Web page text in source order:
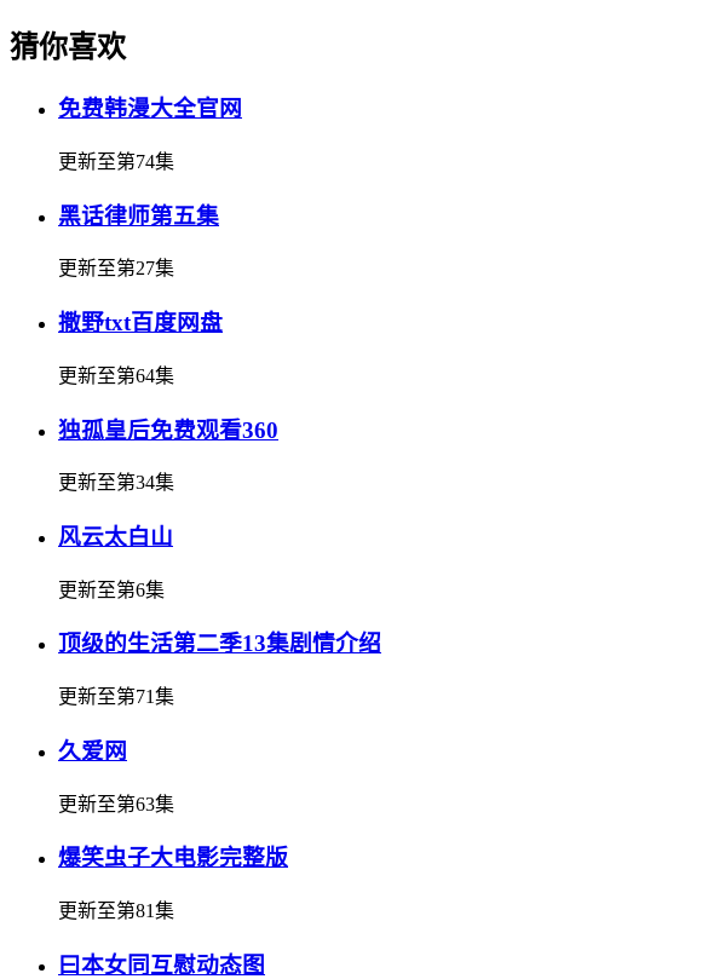
猜你喜欢
免费韩漫大全官网
更新至第74集
黑话律师第五集
更新至第27集
撒野txt百度网盘
更新至第64集
独孤皇后免费观看360
更新至第34集
风云太白山
更新至第6集
顶级的生活第二季13集剧情介绍
更新至第71集
久爱网
更新至第63集
爆笑虫子大电影完整版
更新至第81集
曰本女同互慰动态图